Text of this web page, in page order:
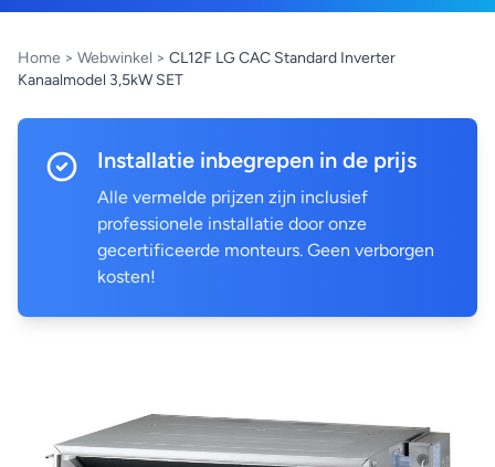
Home > Webwinkel > CL12F LG CAC Standard Inverter
Kanaalmodel 3,5kW SET
Installatie inbegrepen in de prijs
Alle vermelde prijzen zijn inclusief
professionele installatie door onze
gecertificeerde monteurs. Geen verborgen
kosten!